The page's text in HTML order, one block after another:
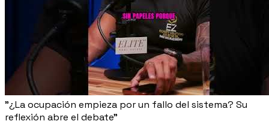
"¿La ocupación empieza por un fallo del sistema? Su
reflexión abre el debate"